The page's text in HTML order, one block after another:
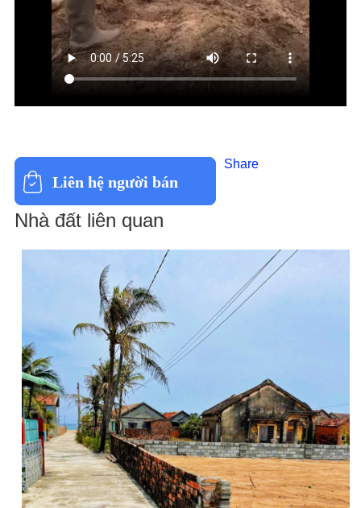
Liên hệ người bán
Share
Nhà đất liên quan